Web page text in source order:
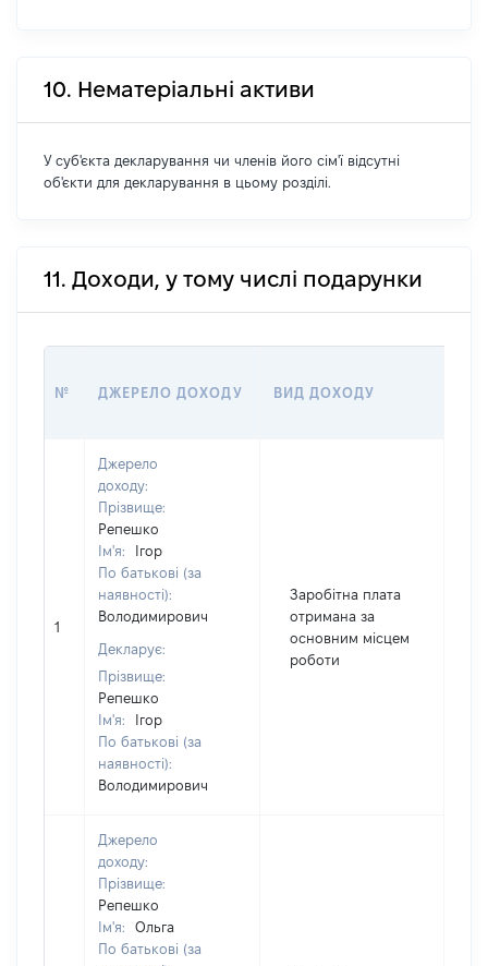
10. Нематеріальні активи
У суб'єкта декларування чи членів його сім'ї відсутні
об'єкти для декларування в цьому розділі.
11. Доходи, у тому числі подарунки
№ ДЖЕРЕЛО ДОХОДУ ВИД ДОХОДУ
1
Джерело
доходу:
Прізвище:
Репешко
Ім'я:
Ігор
По батькові (за
наявності):
Володимирович
Декларує:
Прізвище:
Репешко
Ім'я:
Ігор
По батькові (за
наявності):
Володимирович
Заробітна плата
отримана за
основним місцем
роботи
Джерело
доходу:
Прізвище:
Репешко
Ім'я:
Ольга
По батькові (за